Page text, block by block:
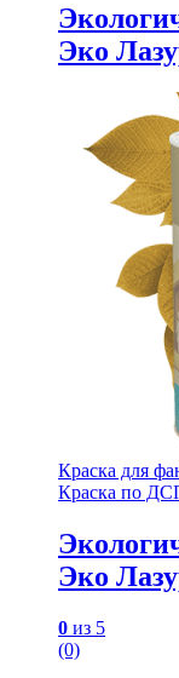
Эко
Краска для
Краска по
Эко
0 из 5
(0)